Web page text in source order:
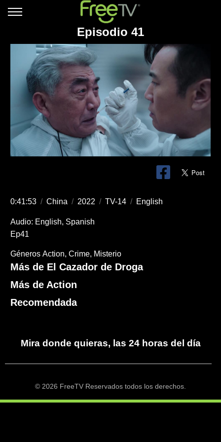
Episodio 41
0:41:53 / China / 2022 / TV-14 / English
Audio: English, Spanish
Ep41
Géneros Action Crime Misterio
Más de El Cazador de Droga
Más de Action
Recomendada
Mira donde quieras, las 24 horas del día
© 2026 FreeTV Reservados todos los derechos.